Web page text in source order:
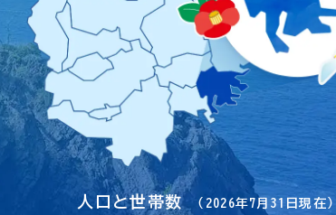
人口と世帯数 （2026年7月31日現在）